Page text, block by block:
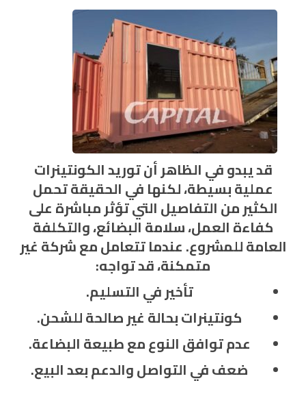
قد يبدو في الظاهر أن توريد الكونتينرات
عملية بسيطة، لكنها في الحقيقة تحمل
الكثير من التفاصيل التي تؤثر مباشرة على
كفاءة العمل، سلامة البضائع، والتكلفة
العامة للمشروع. عندما تتعامل مع شركة غير
متمكنة، قد تواجه:
تأخير في التسليم.
كونتينراتبحالة غير صالحة للشحن.
عدم توافق النوع مع طبيعة البضاعة.
ضعف في التواصل والدعم بعد البيع.